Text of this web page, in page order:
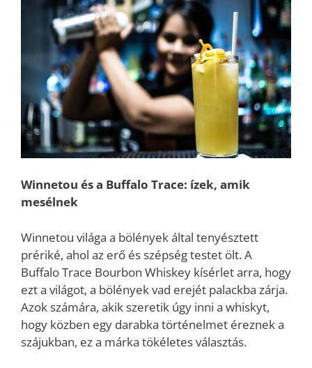
Winnetou és a Buffalo Trace: ízek, amik
mesélnek
Winnetou világa a bölények által tenyésztett
prériké, ahol az erő és szépség testet ölt. A
Buffalo Trace Bourbon Whiskey kísérlet arra, hogy
ezt a világot, a bölények vad erejét palackba zárja.
Azok számára, akik szeretik úgy inni a whiskyt,
hogy közben egy darabka történelmet éreznek a
szájukban, ez a márka tökéletes választás.